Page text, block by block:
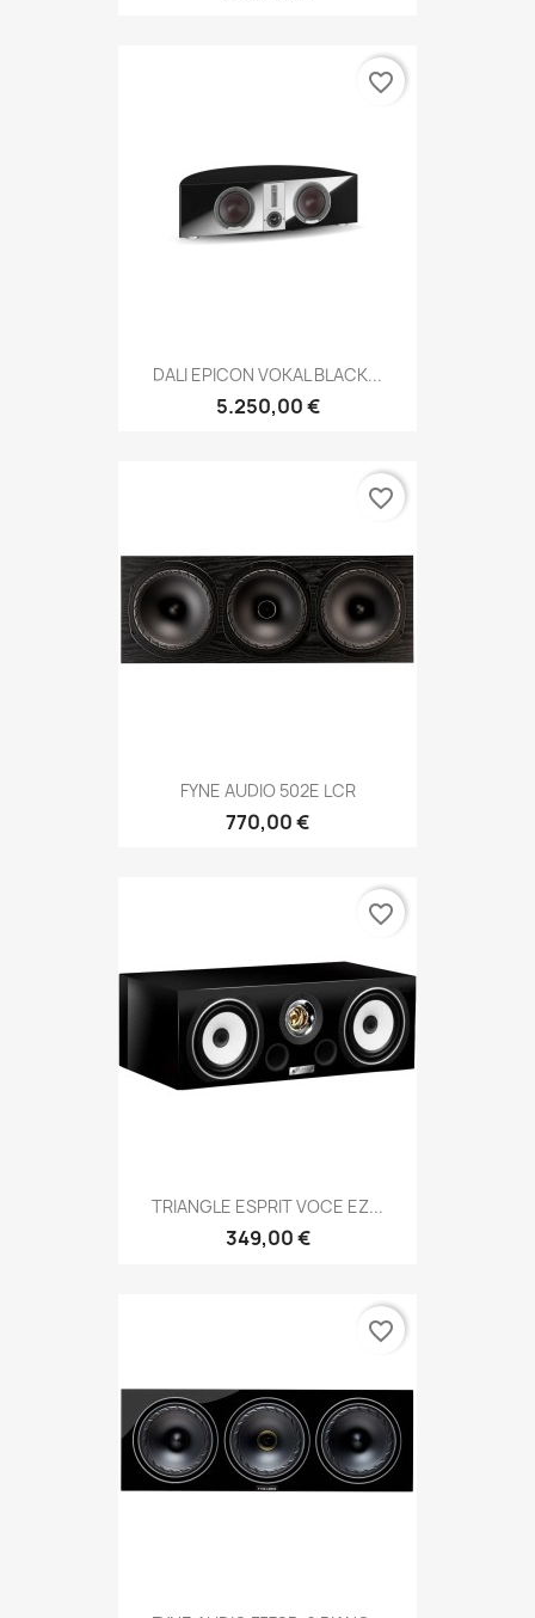
DALI EPICON VOKAL BLACK...
5.250,00 €
favorite_border
FYNE AUDIO 502E LCR
770,00 €
favorite_border
TRIANGLE ESPRIT VOCE EZ...
349,00 €
favorite_border
favorite_border